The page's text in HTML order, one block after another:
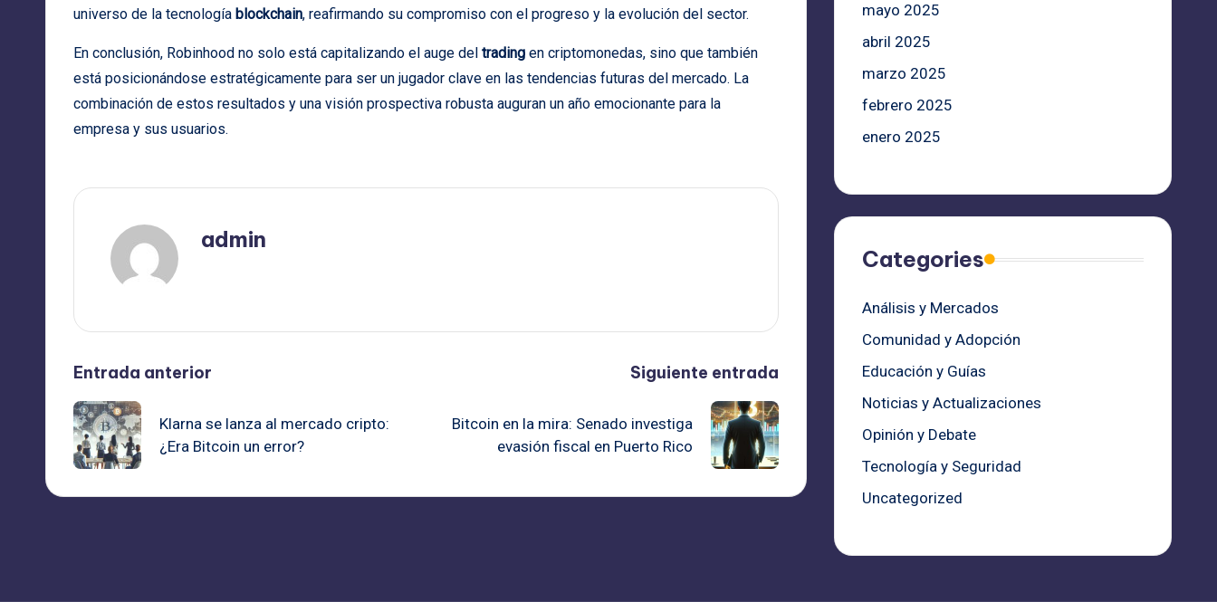
universo de la tecnología blockchain, reafirmando su compromiso con el progreso y la evolución del sector.
En conclusión, Robinhood no solo está capitalizando el auge del trading en criptomonedas, sino que también
está posicionándose estratégicamente para ser un jugador clave en las tendencias futuras del mercado. La
combinación de estos resultados y una visión prospectiva robusta auguran un año emocionante para la
empresa y sus usuarios.
admin
Navegación
de
entradas
Entrada anterior
Klarna se lanza al mercado cripto:
¿Era Bitcoin un error?
Siguiente entrada
Bitcoin en la mira: Senado investiga
evasión fiscal en Puerto Rico
mayo 2025
abril 2025
marzo 2025
febrero 2025
enero 2025
Categories
Análisis y Mercados
Comunidad y Adopción
Educación y Guías
Noticias y Actualizaciones
Opinión y Debate
Tecnología y Seguridad
Uncategorized